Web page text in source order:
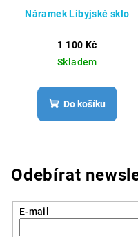
Náramek Libyjské sklo
1 100 Kč
Skladem
Do košíku
Odebírat
E-mail